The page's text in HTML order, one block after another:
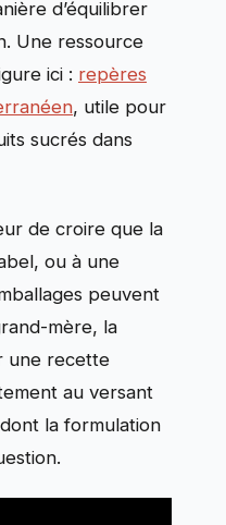
d’équilibrer
Une ressource
ici : repères
, utile pour
sucrés dans
de croire que la
ou à une
peuvent
mère, la
une recette
au versant
la formulation